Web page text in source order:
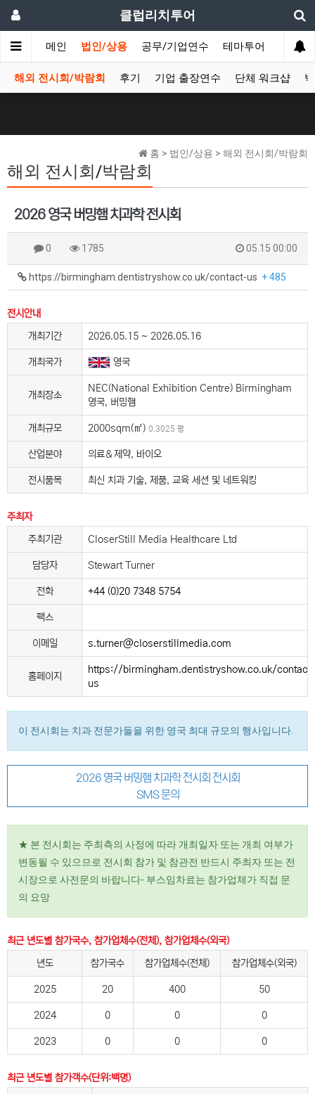
클럽리치투어
메인 법인/상용 공무/기업연수 테마투어 데이투
해외 전시회/박람회 후기 기업 출장연수 단체 워크샵
홈 > 법인/상용 > 해외 전시회/박람회
해외 전시회/박람회
2026 영국 버밍햄 치과학 전시회
0 1785 05.15 00:00
https://birmingham.dentistryshow.co.uk/contact-us + 485
전시안내
개최기간
2026.05.15 ~ 2026.05.16
개최국가 영국
개최장소
NEC(National Exhibition Centre) Birmingham
영국, 버밍햄
개최규모 2000sqm(㎡) 0.3025 평
산업분야 의료＆제약, 바이오
전시품목 최신 치과 기술, 제품, 교육 세션 및 네트워킹
주최자
주최기관
CloserStill Media Healthcare Ltd
담당자 Stewart Turner
전화 +44 (0)20 7348 5754
팩스
이메일 s.turner@closerstillmedia.com
홈페이지
https://birmingham.dentistryshow.co.uk/contact-
us
이 전시회는 치과 전문가들을 위한 영국 최대 규모의 행사입니다.
2026 영국 버밍햄 치과학 전시회 전시회
SMS 문의
★ 본 전시회는 주최측의 사정에 따라 개최일자 또는 개최 여부가
변동될 수 있으므로 전시회 참가 및 참관전 반드시 주최자 또는 전
시장으로 사전문의 바랍니다- 부스임차료는 참가업체가 직접 문
의 요망
최근 년도별 참가국수, 참가업체수(전체), 참가업체수(외국)
년도
참가국수 참가업체수(전체) 참가업체수(외국)
2025 20 400 50
2024 0 0 0
2023 0 0 0
최근 년도별 참가객수(단위:백명)